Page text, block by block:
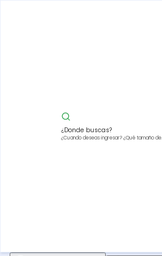
¿Donde buscas?
¿Cuando deseas ingresar?¿Qué tamaño de